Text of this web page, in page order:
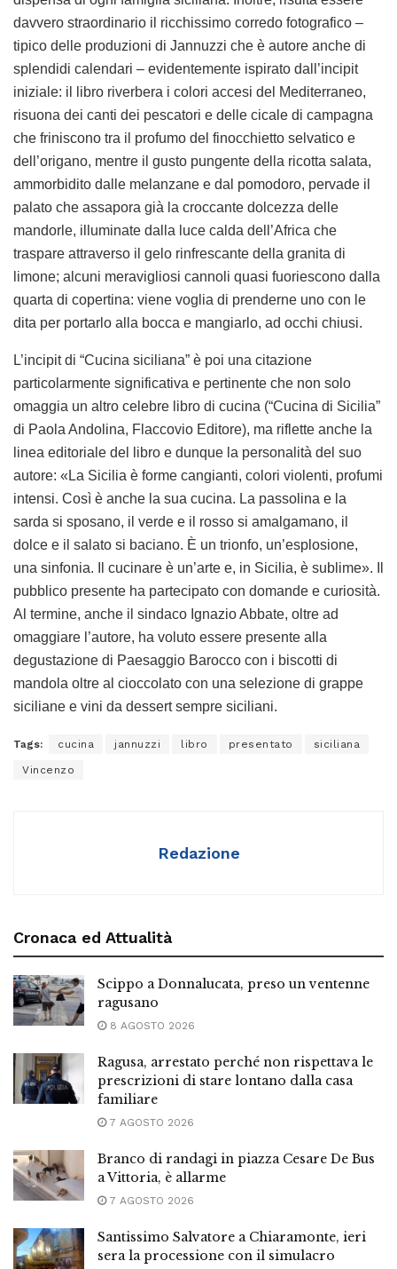
davvero straordinario il ricchissimo corredo fotografico –
tipico delle produzioni di Jannuzzi che è autore anche di
splendidi calendari – evidentemente ispirato dall’incipit
iniziale: il libro riverbera i colori accesi del Mediterraneo,
risuona dei canti dei pescatori e delle cicale di campagna
che friniscono tra il profumo del finocchietto selvatico e
dell’origano, mentre il gusto pungente della ricotta salata,
ammorbidito dalle melanzane e dal pomodoro, pervade il
palato che assapora già la croccante dolcezza delle
mandorle, illuminate dalla luce calda dell’Africa che
traspare attraverso il gelo rinfrescante della granita di
limone; alcuni meravigliosi cannoli quasi fuoriescono dalla
quarta di copertina: viene voglia di prenderne uno con le
dita per portarlo alla bocca e mangiarlo, ad occhi chiusi.
L’incipit di “Cucina siciliana” è poi una citazione
particolarmente significativa e pertinente che non solo
omaggia un altro celebre libro di cucina (“Cucina di Sicilia”
di Paola Andolina, Flaccovio Editore), ma riflette anche la
linea editoriale del libro e dunque la personalità del suo
autore: «La Sicilia è forme cangianti, colori violenti, profumi
intensi. Così è anche la sua cucina. La passolina e la
sarda si sposano, il verde e il rosso si amalgamano, il
dolce e il salato si baciano. È un trionfo, un’esplosione,
una sinfonia. Il cucinare è un’arte e, in Sicilia, è sublime». Il
pubblico presente ha partecipato con domande e curiosità.
Al termine, anche il sindaco Ignazio Abbate, oltre ad
omaggiare l’autore, ha voluto essere presente alla
degustazione di Paesaggio Barocco con i biscotti di
mandola oltre al cioccolato con una selezione di grappe
siciliane e vini da dessert sempre siciliani.
Tags: cucina jannuzzi libro presentato siciliana
Vincenzo
Redazione
Cronaca ed Attualità
Scippo a Donnalucata, preso un ventenne
ragusano
8 AGOSTO 2026
Ragusa, arrestato perché non rispettava le
prescrizioni di stare lontano dalla casa
familiare
7 AGOSTO 2026
Branco di randagi in piazza Cesare De Bus
a Vittoria, è allarme
7 AGOSTO 2026
Santissimo Salvatore a Chiaramonte, ieri
sera la processione con il simulacro